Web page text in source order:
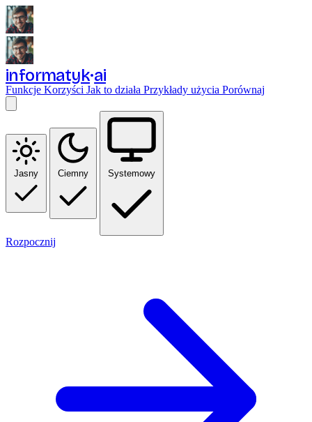
informatyk ai
Funkcje Korzyści Jak to działa Przykłady użycia Porównaj
Jasny Ciemny Systemowy
Rozpocznij